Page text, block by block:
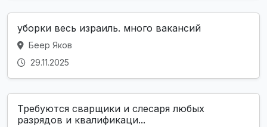
уборки весь израиль. много вакансий
Беер Яков
29.11.2025
Требуются сварщики и слесаря любых
разрядов и квалификаци...